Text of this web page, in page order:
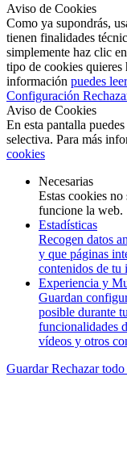
Aviso de Cookies
Como ya supondrás,
tienen finalidades
simplemente haz clic
tipo de cookies
información puedes
Configuración
Aviso de Cookies
En esta pantalla
selectiva. Para más
cookies
Necesarias
Estas cookies no
funcione la web.
Estadísticas
Recogen datos
y que páginas
contenidos de tu
Experiencia y
Guardan
posible durante
funcionalidades
vídeos y otros
GuardarRechazar todo